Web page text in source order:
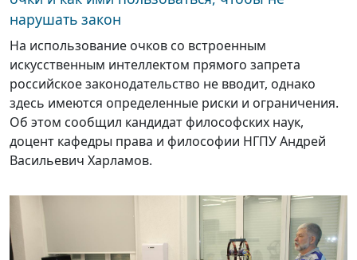
нарушать закон
На использование очков со встроенным
искусственным интеллектом прямого запрета
российское законодательство не вводит, однако
здесь имеются определенные риски и ограничения.
Об этом сообщил кандидат философских наук,
доцент кафедры права и философии НГПУ Андрей
Васильевич Харламов.